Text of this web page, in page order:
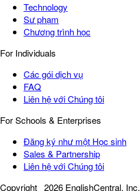
Technology
Sư phạm
Chương trình học
For Individuals
Các gói dịch vụ
FAQ
Liên hệ với Chúng tôi
For Schools & Enterprises
Đăng ký như một Học sinh
Sales & Partnership
Liên hệ với Chúng tôi
Copyright 2026 EnglishCentral, Inc.